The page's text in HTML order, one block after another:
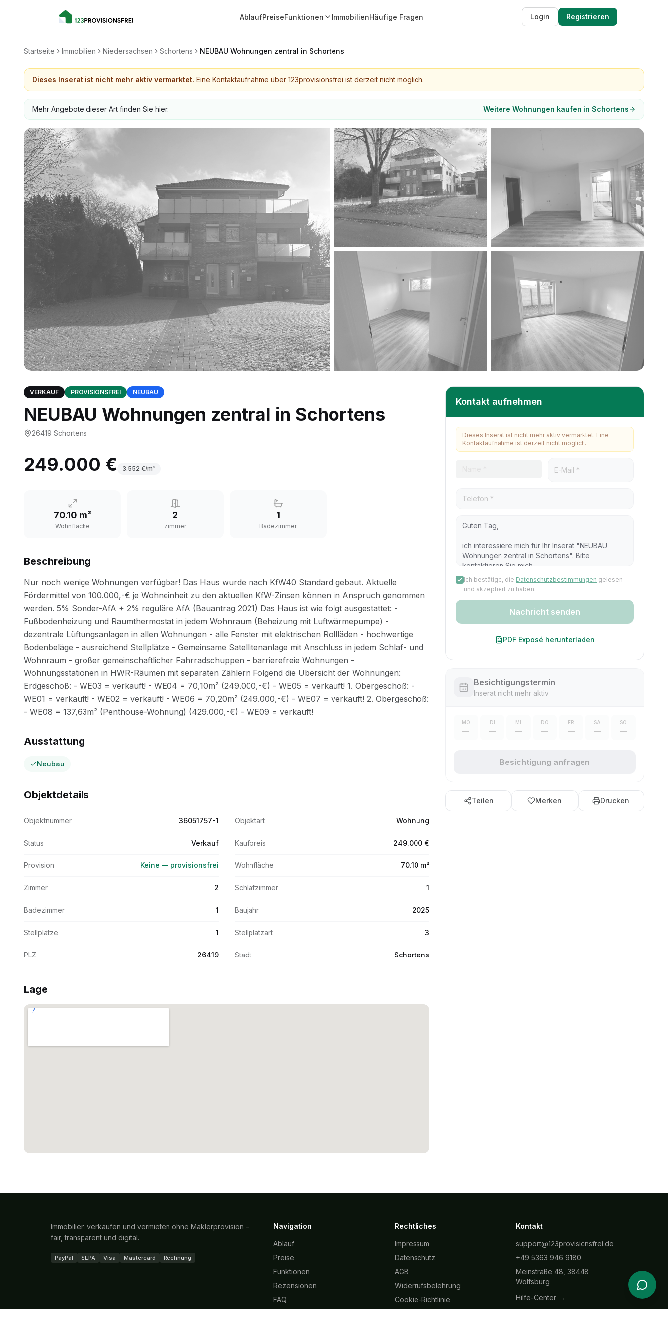
AblaufPreiseFunktionen ImmobilienHäufige Fragen Login Registrieren
Startseite Immobilien Niedersachsen Schortens NEUBAU Wohnungen zentral in Schortens
Dieses Inserat ist nicht mehr aktiv vermarktet. Eine Kontaktaufnahme über 123provisionsfrei ist derzeit nicht möglich.
Mehr Angebote dieser Art finden Sie hier: Weitere Wohnungen kaufen in Schortens
VERKAUF PROVISIONSFREI NEUBAU
NEUBAU Wohnungen zentral in Schortens
26419 Schortens
249.000 € 3.552 €/m²
70.10 m²
Wohnfläche
2
Zimmer
1
Badezimmer
Beschreibung
Ausstattung
Neubau
Objektdetails
Objektnummer 36051757-1 Objektart Wohnung
Status Verkauf Kaufpreis 249.000 €
Provision Keine — provisionsfrei Wohnfläche 70.10 m²
Zimmer 2 Schlafzimmer 1
Badezimmer 1 Baujahr 2025
Stellplätze 1 Stellplatzart 3
PLZ 26419 Stadt Schortens
Lage
Kontakt aufnehmen
Dieses Inserat ist nicht mehr aktiv vermarktet. Eine
Kontaktaufnahme ist derzeit nicht möglich.
Ich bestätige, die Datenschutzbestimmungen gelesen
und akzeptiert zu haben.
Nachricht senden
PDF Exposé herunterladen
Besichtigungstermin
Inserat nicht mehr aktiv
MO
—
DI
—
MI
—
DO
—
FR
—
SA
—
SO
—
Besichtigung anfragen
Teilen Merken Drucken
Immobilien verkaufen und vermieten ohne Maklerprovision –
fair, transparent und digital.
PayPal SEPA Visa Mastercard Rechnung
Navigation
Ablauf
Preise
Funktionen
Rezensionen
FAQ
Rechtliches
Impressum
Datenschutz
AGB
Widerrufsbelehrung
Cookie-Richtlinie
Kontakt
support@123provisionsfrei.de
+49 5363 946 9180
Meinstraße 48, 38448
Wolfsburg
Hilfe-Center →